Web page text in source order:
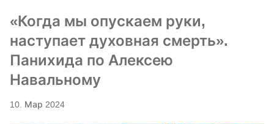
«Когда мы опускаем руки,
наступает духовная смерть».
Панихида по Алексею
Навальному
10. Мар 2024